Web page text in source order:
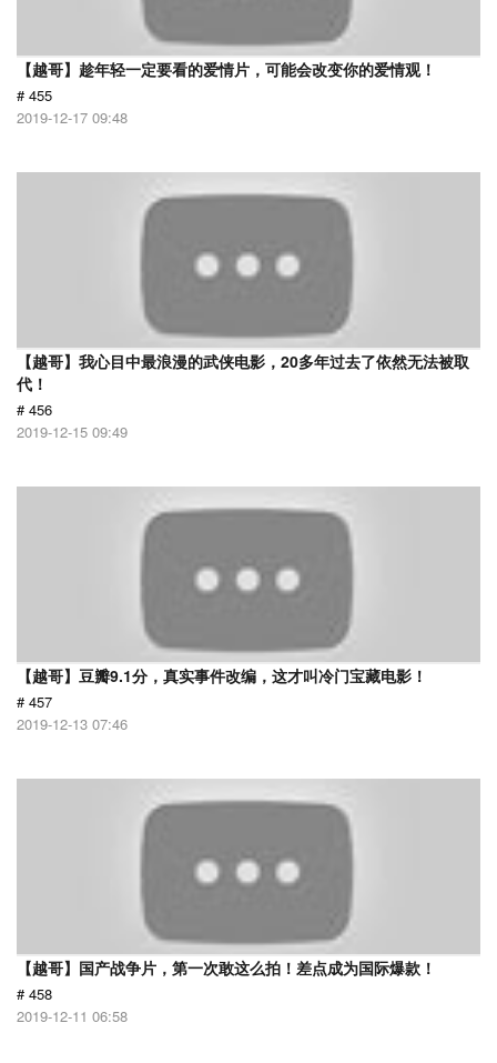
【越哥】趁年轻一定要看的爱情片，可能会改变你的爱情观！
# 455
2019-12-17 09:48
【越哥】我心目中最浪漫的武侠电影，20多年过去了依然无法被取
代！
# 456
2019-12-15 09:49
【越哥】豆瓣9.1分，真实事件改编，这才叫冷门宝藏电影！
# 457
2019-12-13 07:46
【越哥】国产战争片，第一次敢这么拍！差点成为国际爆款！
# 458
2019-12-11 06:58